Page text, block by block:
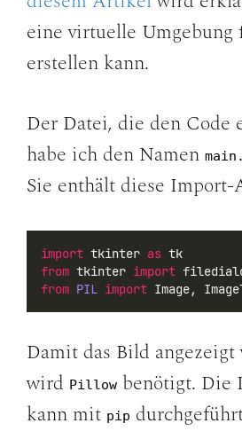
eine virtuelle Umgebung
erstellen kann.
Der Datei, die den Code
habe ich den Namen
Sie enthält diese Import-
import tkinter as tk
from tkinter import
from PIL import Image,
Damit das Bild
wird Pillow benötigt. Die
kann mit pip